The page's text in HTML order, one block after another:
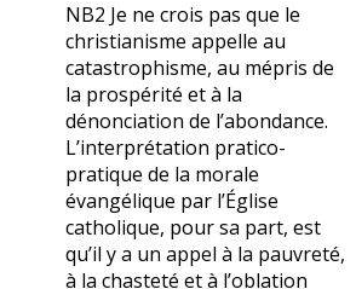
NB2 Je ne crois pas que le
christianisme appelle au
catastrophisme, au mépris de
la prospérité et à la
dénonciation de l’abondance.
L’interprétation pratico-
pratique de la morale
évangélique par l’Église
catholique, pour sa part, est
qu’il y a un appel à la pauvreté,
à la chasteté et à l’oblation